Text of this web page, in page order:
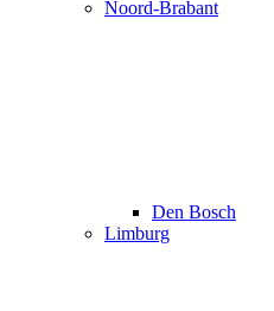
Noord-Brabant
Den Bosch
Limburg